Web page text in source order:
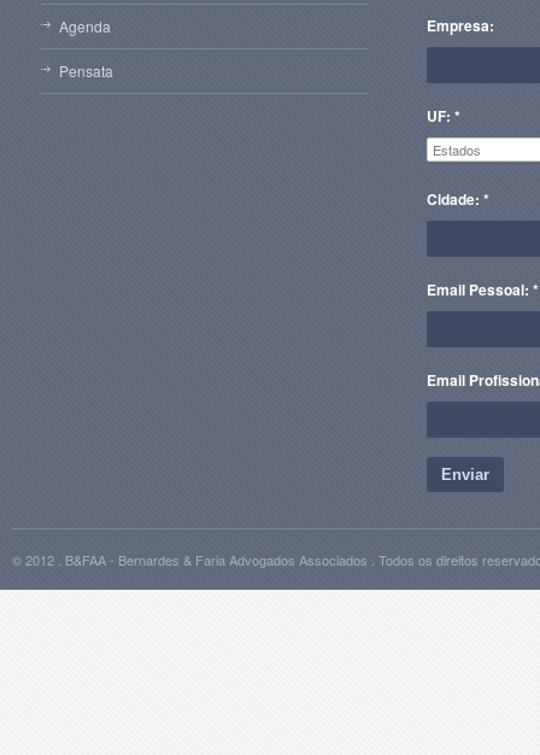
Agenda
Pensata
Empresa:
UF: *
Cidade: *
Email Pessoal: *
Email
Enviar
© 2012 . B&FAA - Bernardes & Faria Advogados Associados . Todos os direitos